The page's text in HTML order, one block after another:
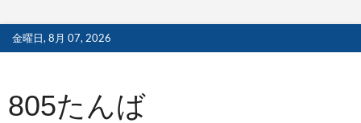
k
金曜日, 8月 07, 2026
805たんば